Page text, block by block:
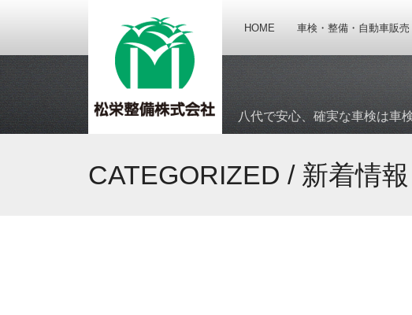
八代で安心、確実な車検は車
HOME 車検・整備・自動車販売
CATEGORIZED / 新着情報